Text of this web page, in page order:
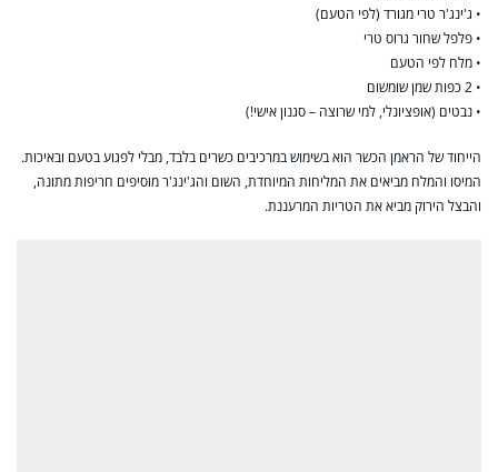
• ג'ינג'ר טרי מגורד (לפי הטעם)
• פלפל שחור גרוס טרי
• מלח לפי הטעם
• 2 כפות שמן שומשום
• נבטים (אופציונלי, למי שרוצה – סגנון אישי!)
הייחוד של הראמן הכשר הוא בשימוש במרכיבים כשרים בלבד, מבלי לפגוע בטעם ובאיכות.
המיסו והמלח מביאים את המליחות המיוחדת, השום והג'ינג'ר מוסיפים חריפות מתונה,
והבצל הירוק מביא את הטריות המרעננת.